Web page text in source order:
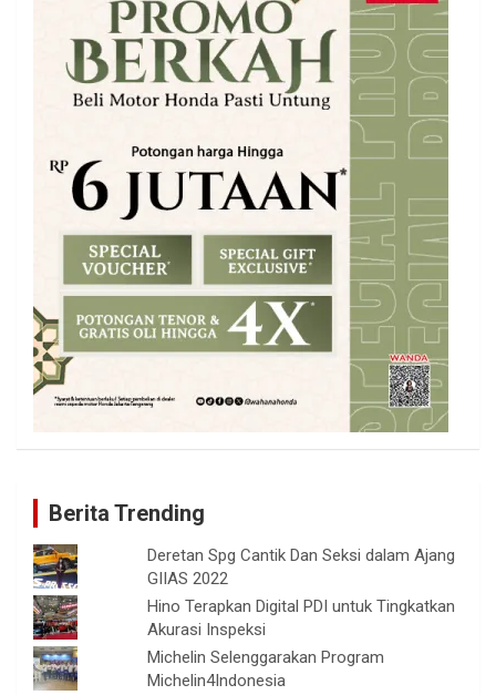
Berita Trending
Deretan Spg Cantik Dan Seksi dalam Ajang
GIIAS 2022
Hino Terapkan Digital PDI untuk Tingkatkan
Akurasi Inspeksi
Michelin Selenggarakan Program
Michelin4Indonesia